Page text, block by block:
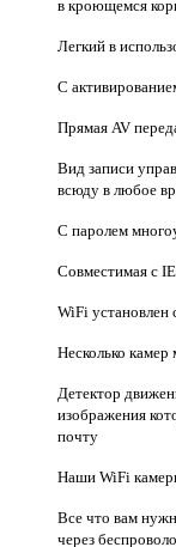
в кроющемся
Легкий в
С
Прямая AV
Вид записи
всюду в любое
С паролем
Совместимая с
WiFi установлен
Несколько камер
Детектор
изображения
почту
Наши WiFi
Все что вам
через